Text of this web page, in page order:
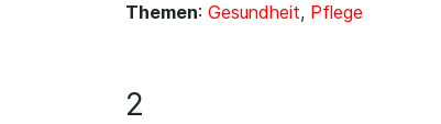
Themen: Gesundheit, Pflege
2